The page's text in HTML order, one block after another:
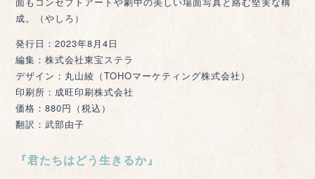
成。（やしろ）
発行日：2023年8月4日
編集：株式会社東宝ステラ
デザイン：丸山綾（TOHOマーケティング株式会社）
印刷所：成旺印刷株式会社
価格：880円（税込）
翻訳：武部由子
『君たちはどう生きるか』